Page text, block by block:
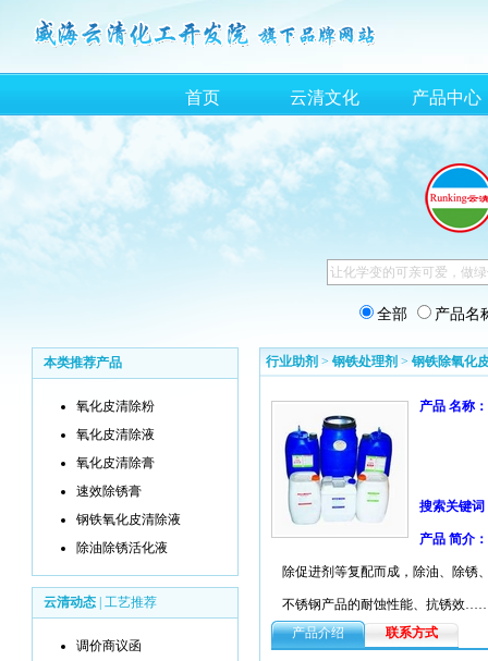
首页 云清文化 产品中心
全部 产品名
本类推荐产品
氧化皮清除粉
氧化皮清除液
氧化皮清除膏
速效除锈膏
钢铁氧化皮清除液
除油除锈活化液
云清动态 工艺推荐
调价商议函
行业助剂 > 钢铁处理剂 > 钢铁除氧化
产品 名称：
搜索关键词
产品 简介：
除促进剂等复配而成，除油、除锈
不锈钢产品的耐蚀性能、抗锈效
产品介绍
联系方式